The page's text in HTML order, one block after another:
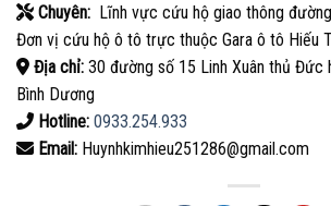
Chuyên: Lĩnh vực cứu hộ giao thông
Đơn vị cứu hộ ô tô trực thuộc Gara ô tô Hiếu
Địa chỉ: 30 đường số 15 Linh Xuân thủ Đức
Bình Dương
Hotline: 0933.254.933
Email: Huynhkimhieu251286@gmail.com